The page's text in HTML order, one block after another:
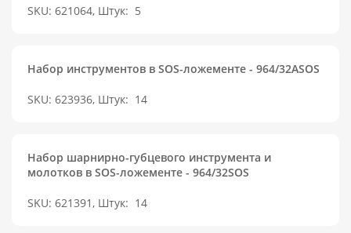
SKU: 621064, Штук: 5
Набор инструментов в SOS-ложементе - 964/32ASOS
SKU: 623936, Штук: 14
Набор шарнирно-губцевого инструмента и
молотков в SOS-ложементе - 964/32SOS
SKU: 621391, Штук: 14